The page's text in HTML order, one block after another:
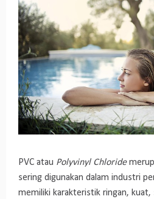
PVC atau Polyvinyl Chloride
sering digunakan dalam industri
memiliki karakteristik ringan, kuat,